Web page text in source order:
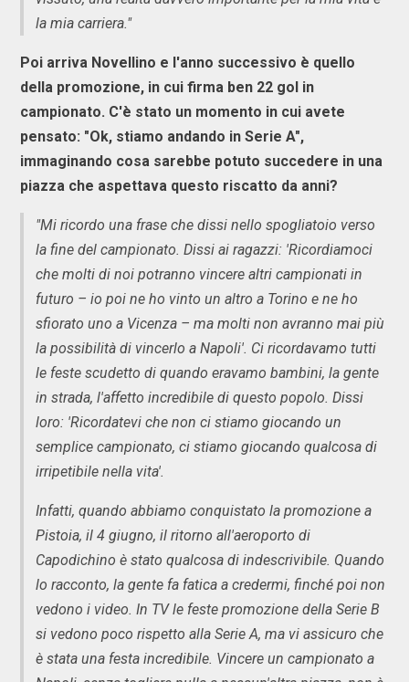
la mia carriera."
Poi arriva Novellino e l'anno successivo è quello
della promozione, in cui firma ben 22 gol in
campionato. C'è stato un momento in cui avete
pensato: "Ok, stiamo andando in Serie A",
immaginando cosa sarebbe potuto succedere in una
piazza che aspettava questo riscatto da anni?
"Mi ricordo una frase che dissi nello spogliatoio verso
la fine del campionato. Dissi ai ragazzi: 'Ricordiamoci
che molti di noi potranno vincere altri campionati in
futuro – io poi ne ho vinto un altro a Torino e ne ho
sfiorato uno a Vicenza – ma molti non avranno mai più
la possibilità di vincerlo a Napoli'. Ci ricordavamo tutti
le feste scudetto di quando eravamo bambini, la gente
in strada, l'affetto incredibile di questo popolo. Dissi
loro: 'Ricordatevi che non ci stiamo giocando un
semplice campionato, ci stiamo giocando qualcosa di
irripetibile nella vita'.
Infatti, quando abbiamo conquistato la promozione a
Pistoia, il 4 giugno, il ritorno all'aeroporto di
Capodichino è stato qualcosa di indescrivibile. Quando
lo racconto, la gente fa fatica a credermi, finché poi non
vedono i video. In TV le feste promozione della Serie B
si vedono poco rispetto alla Serie A, ma vi assicuro che
è stata una festa incredibile. Vincere un campionato a